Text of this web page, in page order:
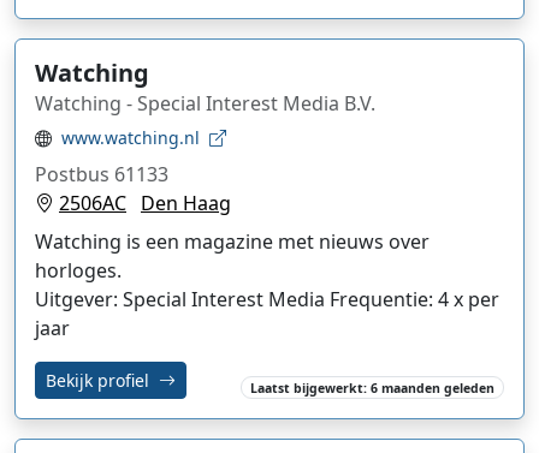
Watching
Watching - Special Interest Media B.V.
www.watching.nl
Postbus 61133
2506AC Den Haag
Watching is een magazine met nieuws over
horloges.
Uitgever: Special Interest Media Frequentie: 4 x per
jaar
Bekijk profiel Laatst bijgewerkt: 6 maanden geleden